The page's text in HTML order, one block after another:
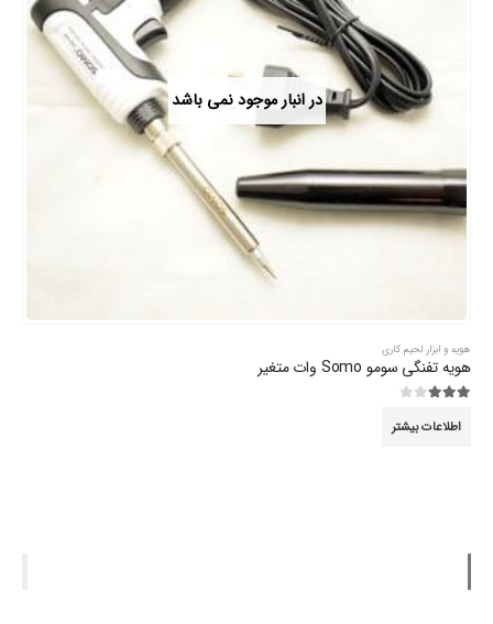
در انبار موجود نمی باشد
هویه و ابزار لحیم کاری
هویه تفنگی سومو Somo وات متغیر
اطلاعات بیشتر